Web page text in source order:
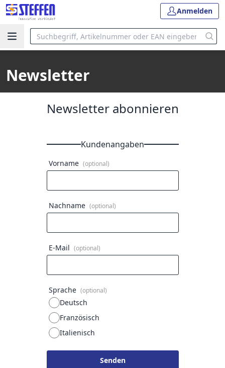
Anmelden
Newsletter
Newsletter abonnieren
Kundenangaben
Vorname (optional)
Nachname (optional)
E-Mail (optional)
Sprache (optional)
Deutsch
Französisch
Italienisch
Senden